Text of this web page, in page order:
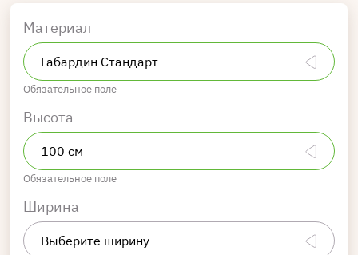
Материал
Обязательное поле
Высота
Обязательное поле
Ширина